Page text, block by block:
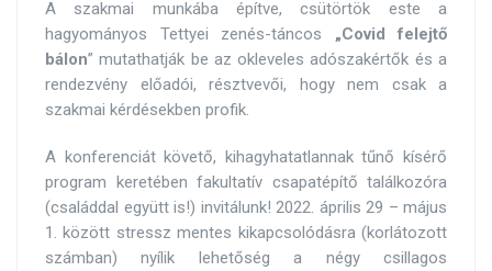
A szakmai munkába építve, csütörtök este a
hagyományos Tettyei zenés-táncos „Covid felejtő
bálon” mutathatják be az okleveles adószakértők és a
rendezvény előadói, résztvevői, hogy nem csak a
szakmai kérdésekben profik.
A konferenciát követő, kihagyhatatlannak tűnő kísérő
program keretében fakultatív csapatépítő találkozóra
(családdal együtt is!) invitálunk! 2022. április 29 – május
1. között stressz mentes kikapcsolódásra (korlátozott
számban) nyílik lehetőség a négy csillagos